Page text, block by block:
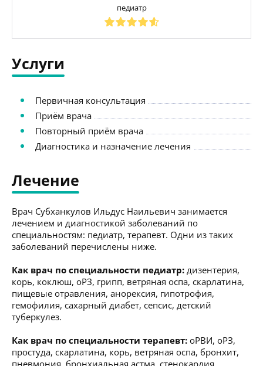
педиатр
Услуги
Первичная консультация
Приём врача
Повторный приём врача
Диагностика и назначение лечения
Лечение
Врач Субханкулов Ильдус Наильевич занимается
лечением и диагностикой заболеваний по
специальностям: педиатр, терапевт. Одни из таких
заболеваний перечислены ниже.
Как врач по специальности педиатр: дизентерия,
корь, коклюш, оРЗ, грипп, ветряная оспа, скарлатина,
пищевые отравления, анорексия, гипотрофия,
гемофилия, сахарный диабет, сепсис, детский
туберкулез.
Как врач по специальности терапевт: оРВИ, оРЗ,
простуда, скарлатина, корь, ветряная оспа, бронхит,
пневмония, бронхиальная астма, стенокардия,